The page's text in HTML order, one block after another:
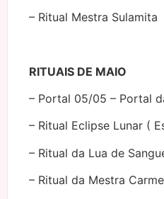
– Ritual Mestra Sulamita
RITUAIS DE MAIO
– Portal 05/05 – Portal
– Ritual Eclipse Lunar (
– Ritual da Lua de
– Ritual da Mestra